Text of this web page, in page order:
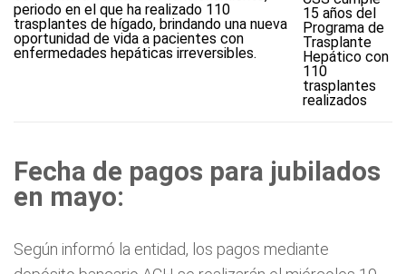
15 años del
Programa de
Trasplante
Hepático con
110
trasplantes
realizados
Fecha de pagos para jubilados
en mayo:
Según informó la entidad, los pagos mediante